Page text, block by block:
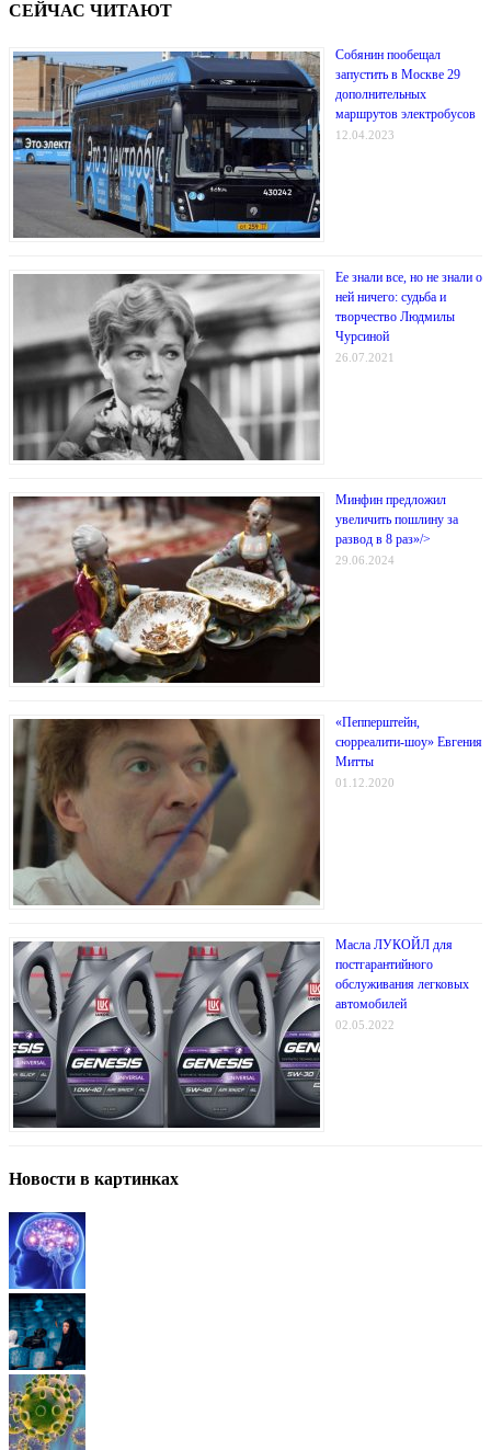
СЕЙЧАС ЧИТАЮТ
Собянин пообещал
запустить в Москве 29
дополнительных
маршрутов электробусов
12.04.2023
Ее знали все, но не знали о
ней ничего: судьба и
творчество Людмилы
Чурсиной
26.07.2021
Минфин предложил
увеличить пошлину за
развод в 8 раз»/>
29.06.2024
«Пепперштейн,
сюрреалити-шоу» Евгения
Митты
01.12.2020
Масла ЛУКОЙЛ для
постгарантийного
обслуживания легковых
автомобилей
02.05.2022
Новости в картинках